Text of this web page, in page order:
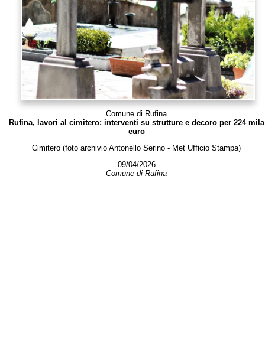
Comune di Rufina
Rufina, lavori al cimitero: interventi su strutture e decoro per 224 mila
euro
Cimitero (foto archivio Antonello Serino - Met Ufficio Stampa)
09/04/2026
Comune di Rufina